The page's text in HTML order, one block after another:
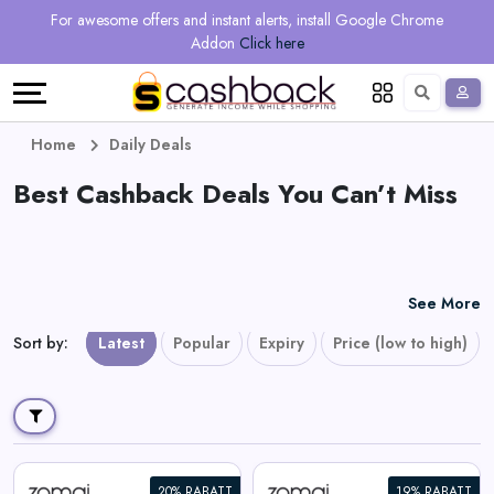
For awesome offers and instant alerts, install Google Chrome
Addon Click here
Regional
Online
Vouchers
Daily
All
Earn
Earn
Earn
Language
Deutsch
Home Daily Deals
Best Cashback Deals You Can’t Miss
See More
Sort by: Latest Popular Expiry Price (low to high)